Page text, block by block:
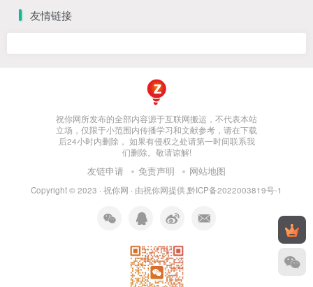
友情链接
祝你网所发布的全部内容源于互联网搬运，不代表本站
立场，仅限于小范围内传播学习和文献参考，请在下载
后24小时内删除， 如果有侵权之处请第一时间联系我
们删除。敬请谅解!
友链申请 免责声明 网站地图
Copyright © 2023 · 祝你网 · 由祝你网提供.黔ICP备2022003819号-1